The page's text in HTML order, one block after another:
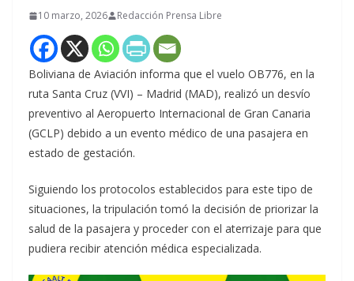
10 marzo, 2026 Redacción Prensa Libre
Boliviana de Aviación informa que el vuelo OB776, en la
ruta Santa Cruz (VVI) – Madrid (MAD), realizó un desvío
preventivo al Aeropuerto Internacional de Gran Canaria
(GCLP) debido a un evento médico de una pasajera en
estado de gestación.
Siguiendo los protocolos establecidos para este tipo de
situaciones, la tripulación tomó la decisión de priorizar la
salud de la pasajera y proceder con el aterrizaje para que
pudiera recibir atención médica especializada.